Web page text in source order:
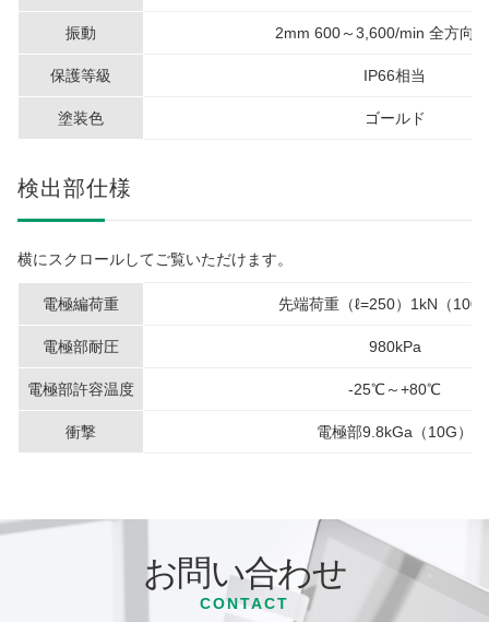
振動 2mm 600～3,600/min 全方向3
保護等級 IP66相当
塗装色 ゴールド
検出部仕様
横にスクロールしてご覧いただけます。
電極編荷重 先端荷重（ℓ=250）1kN（
電極部耐圧 980kPa
電極部許容温度 -25℃～+80℃
衝撃 電極部9.8kGa（10G）
お問い合わせ
CONTACT